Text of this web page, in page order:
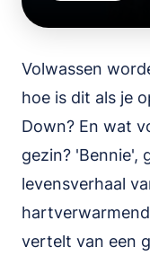
Volwassen
hoe is dit als je
Down? En wat
gezin? 'Bennie',
levensverhaal
vertelt van een